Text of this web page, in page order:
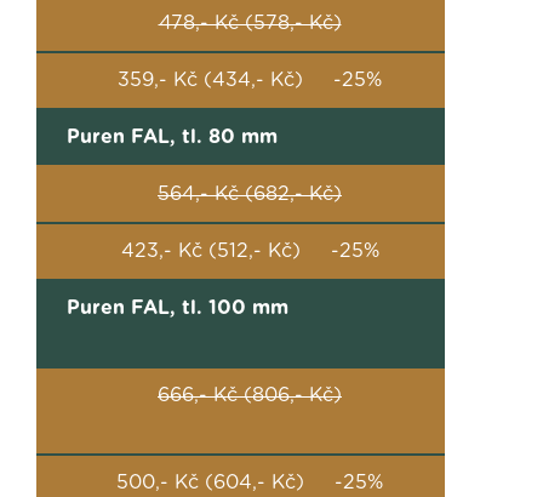
478,- Kč (578,- Kč)
359,- Kč (434,- Kč) -25%
Puren FAL, tl. 80 mm
564,- Kč (682,- Kč)
423,- Kč (512,- Kč) -25%
Puren FAL, tl. 100 mm
666,- Kč (806,- Kč)
500,- Kč (604,- Kč) -25%